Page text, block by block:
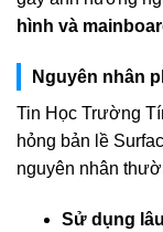
hình và
Nguyên nhân
Tin Học Trường
hỏng bản lề
nguyên nhân
Sử dụng